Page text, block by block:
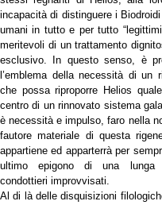
incapacità di distinguere i
umani in tutto e per tutto
meritevoli di un trattamento
esclusivo. In questo senso, è
l’emblema della necessità di un
che possa riproporre Helios
centro di un rinnovato sistema
è necessità e impulso, faro nella
fautore materiale di questa
appartiene ed apparterrà per
ultimo epigono di una lunga
condottieri improvvisati.
Al di là delle disquisizioni